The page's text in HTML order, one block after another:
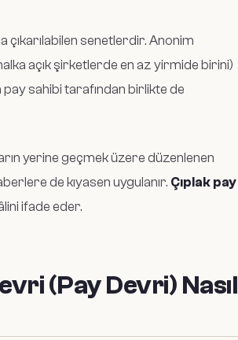
çıkarılabilen senetlerdir. Anonim
açık şirketlerde en az yirmide birini)
sahibi tarafından birlikte de
yerine geçmek üzere düzenlenen
de kıyasen uygulanır. Çıplak pay
ifade eder.
(Pay Devri) Nasıl